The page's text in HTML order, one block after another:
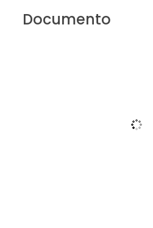
Documento